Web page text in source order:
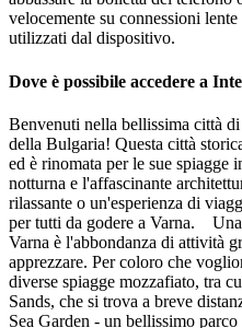
velocemente su connessioni
utilizzati dal dispositivo.
Dove è possibile accedere a
Benvenuti nella bellissima città
della Bulgaria! Questa città
ed è rinomata per le sue spiagge
notturna e l'affascinante
rilassante o un'esperienza di
per tutti da godere a Varna.
Varna è l'abbondanza di attività
apprezzare. Per coloro che
diverse spiagge mozzafiato, tra
Sands, che si trova a breve
Sea Garden - un bellissimo